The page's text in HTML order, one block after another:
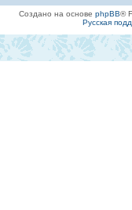
Создано на основе phpBB®
Русская